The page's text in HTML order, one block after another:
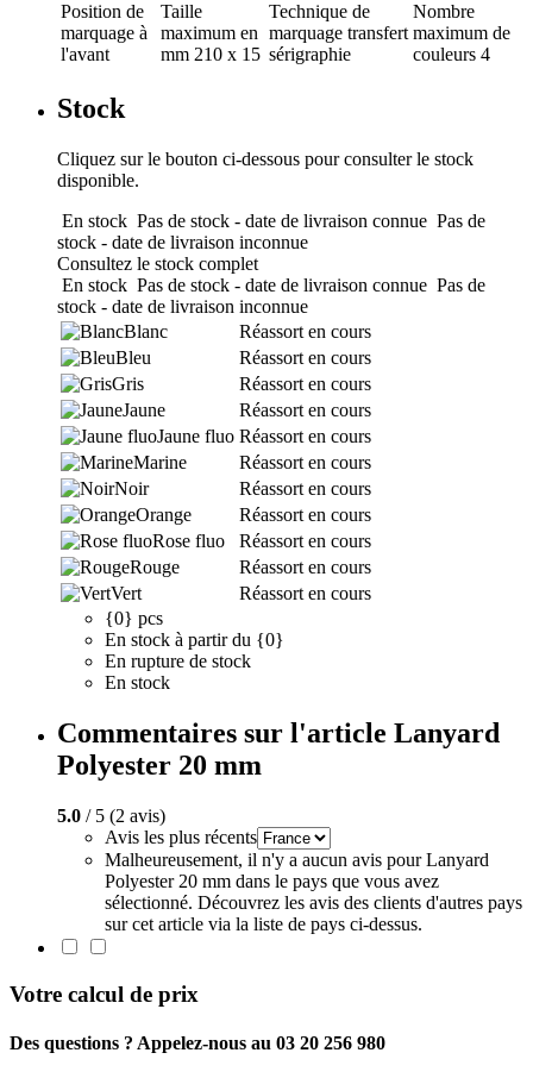
Position de
marquage à
l'avant
Taille
maximum en
mm 210 x 15
Technique de
marquage transfert
sérigraphie
Nombre
maximum de
couleurs 4
Stock
Cliquez sur le bouton ci-dessous pour consulter le stock
disponible.
En stock Pas de stock - date de livraison connue Pas de
stock - date de livraison inconnue
Consultez le stock complet
En stock Pas de stock - date de livraison connue Pas de
stock - date de livraison inconnue
Blanc
Réassort en cours
Bleu
Réassort en cours
Gris
Réassort en cours
Jaune
Réassort en cours
Jaune fluo Réassort en cours
Marine
Réassort en cours
Noir
Réassort en cours
Orange
Réassort en cours
Rose fluo
Réassort en cours
Rouge
Réassort en cours
Vert
Réassort en cours
{0} pcs
En stock à partir du {0}
En rupture de stock
En stock
Commentaires sur l'article Lanyard
Polyester 20 mm
5.0 / 5 (2 avis)
Avis les plus récents
Malheureusement, il n'y a aucun avis pour Lanyard
Polyester 20 mm dans le pays que vous avez
sélectionné. Découvrez les avis des clients d'autres pays
sur cet article via la liste de pays ci-dessus.
Votre calcul de prix
Des questions ? Appelez-nous au 03 20 256 980